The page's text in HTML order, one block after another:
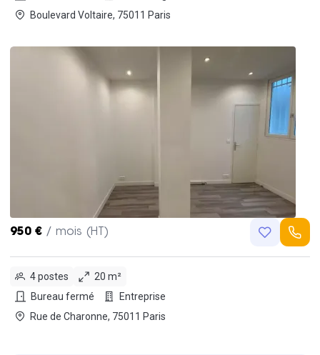
Boulevard Voltaire, 75011 Paris
950 € / mois (HT)
4 postes
20 m²
Bureau fermé
Entreprise
Rue de Charonne, 75011 Paris